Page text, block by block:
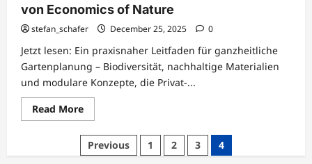
von Economics of Nature
stefan_schafer December 25, 2025 0
Jetzt lesen: Ein praxisnaher Leitfaden für ganzheitliche
Gartenplanung – Biodiversität, nachhaltige Materialien
und modulare Konzepte, die Privat-...
Read MoreRead
more
Nachhaltige
Gartenplanung
und
Previous 1 2 3 4